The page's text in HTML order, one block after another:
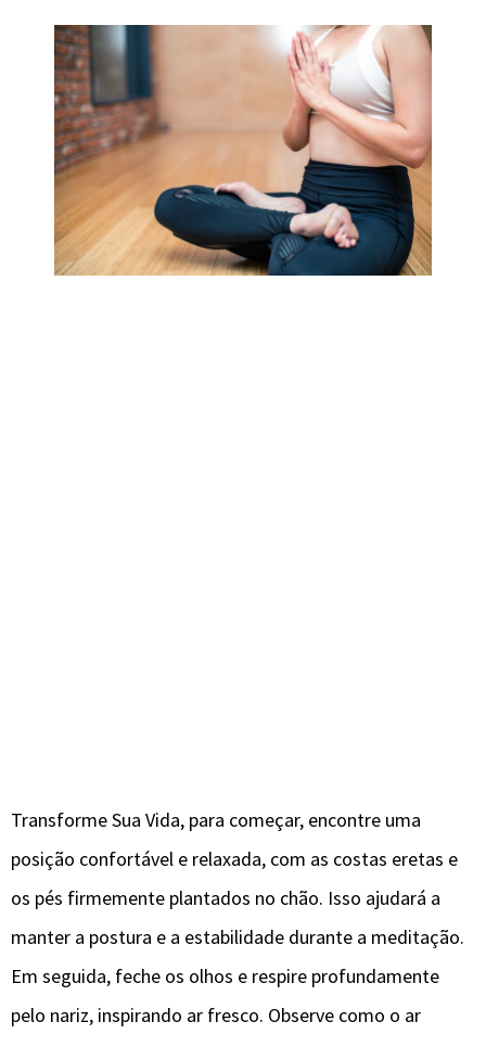
Transforme Sua Vida, para começar, encontre uma
posição confortável e relaxada, com as costas eretas e
os pés firmemente plantados no chão. Isso ajudará a
manter a postura e a estabilidade durante a meditação.
Em seguida, feche os olhos e respire profundamente
pelo nariz, inspirando ar fresco. Observe como o ar